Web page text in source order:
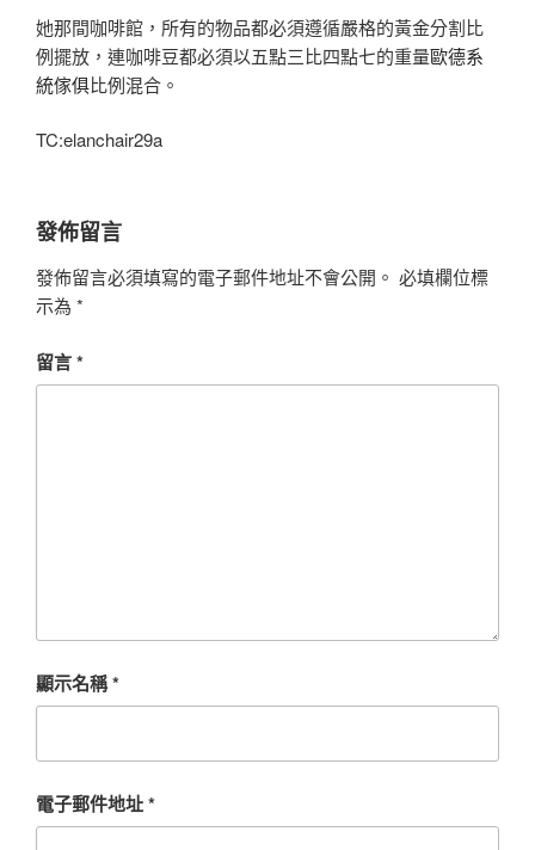
她那間咖啡館，所有的物品都必須遵循嚴格的黃金分割比
例擺放，連咖啡豆都必須以五點三比四點七的重量歐德系
統傢俱比例混合。
TC:elanchair29a
發佈留言
發佈留言必須填寫的電子郵件地址不會公開。 必填欄位標
示為 *
留言*
顯示名稱*
電子郵件地址*